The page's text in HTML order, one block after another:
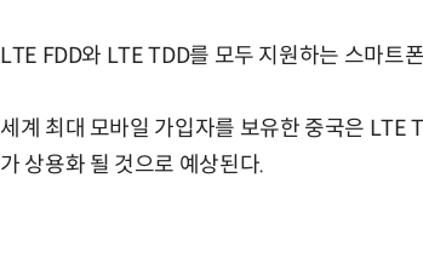
LTE FDD와 LTE TDD를 모두 지원하는 스마트
세계 최대 모바일 가입자를 보유한 중국은 LTE
가 상용화 될 것으로 예상된다.